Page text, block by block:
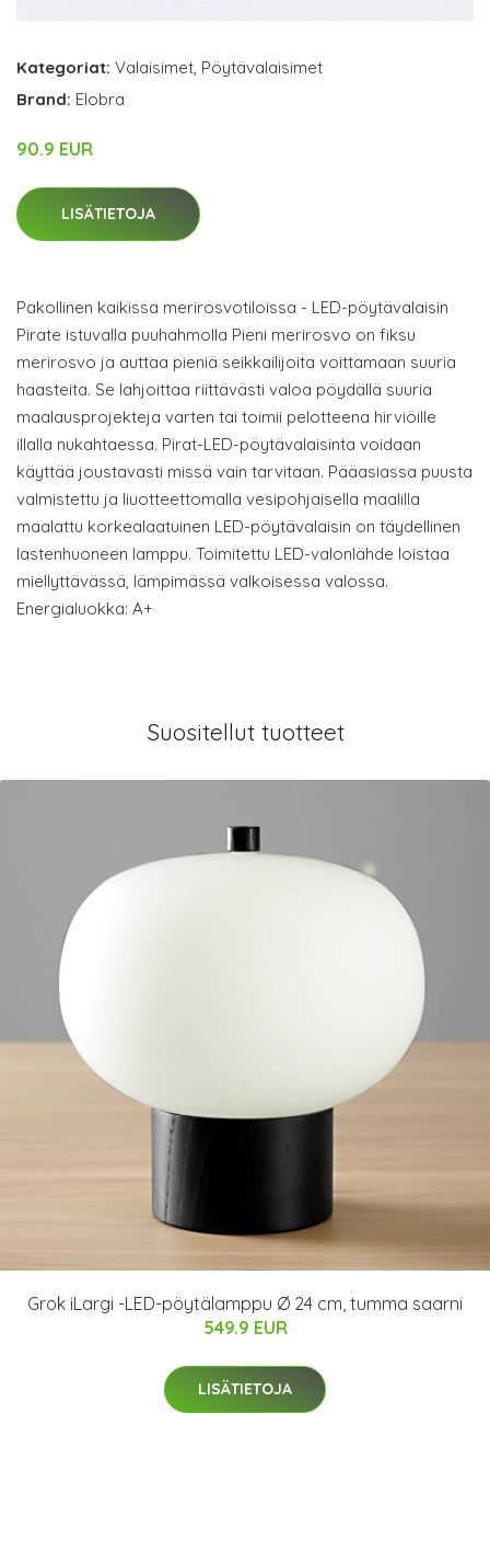
Kategoriat: Valaisimet, Pöytävalaisimet
Brand: Elobra
90.9 EUR
LISÄTIETOJA
Pakollinen kaikissa merirosvotiloissa - LED-pöytävalaisin
Pirate istuvalla puuhahmolla Pieni merirosvo on fiksu
merirosvo ja auttaa pieniä seikkailijoita voittamaan suuria
haasteita. Se lahjoittaa riittävästi valoa pöydällä suuria
maalausprojekteja varten tai toimii pelotteena hirviöille
illalla nukahtaessa. Pirat-LED-pöytävalaisinta voidaan
käyttää joustavasti missä vain tarvitaan. Pääasiassa puusta
valmistettu ja liuotteettomalla vesipohjaisella maalilla
maalattu korkealaatuinen LED-pöytävalaisin on täydellinen
lastenhuoneen lamppu. Toimitettu LED-valonlähde loistaa
miellyttävässä, lämpimässä valkoisessa valossa.
Energialuokka: A+
Suositellut tuotteet
Grok iLargi -LED-pöytälamppu Ø 24 cm, tumma saarni
549.9 EUR
LISÄTIETOJA